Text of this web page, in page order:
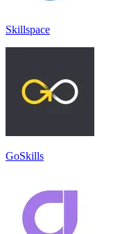
Skillspace
GoSkills